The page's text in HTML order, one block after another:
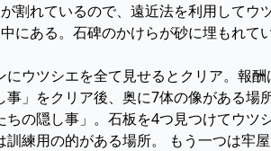
割れているので、遠近法を利用して
にある。石碑のかけらが砂に埋もれ
にウツシエを全て見せるとクリア。報
事」をクリア後、奥に7体の像がある
の隠し事」。石板を4つ見つけてウ
練用の的がある場所。 もう一つは牢